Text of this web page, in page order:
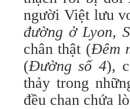
người Việt lưu
đường ở Lyon,
chân thật (Đêm
(Đường số 4),
thảy trong
đều chan chứa